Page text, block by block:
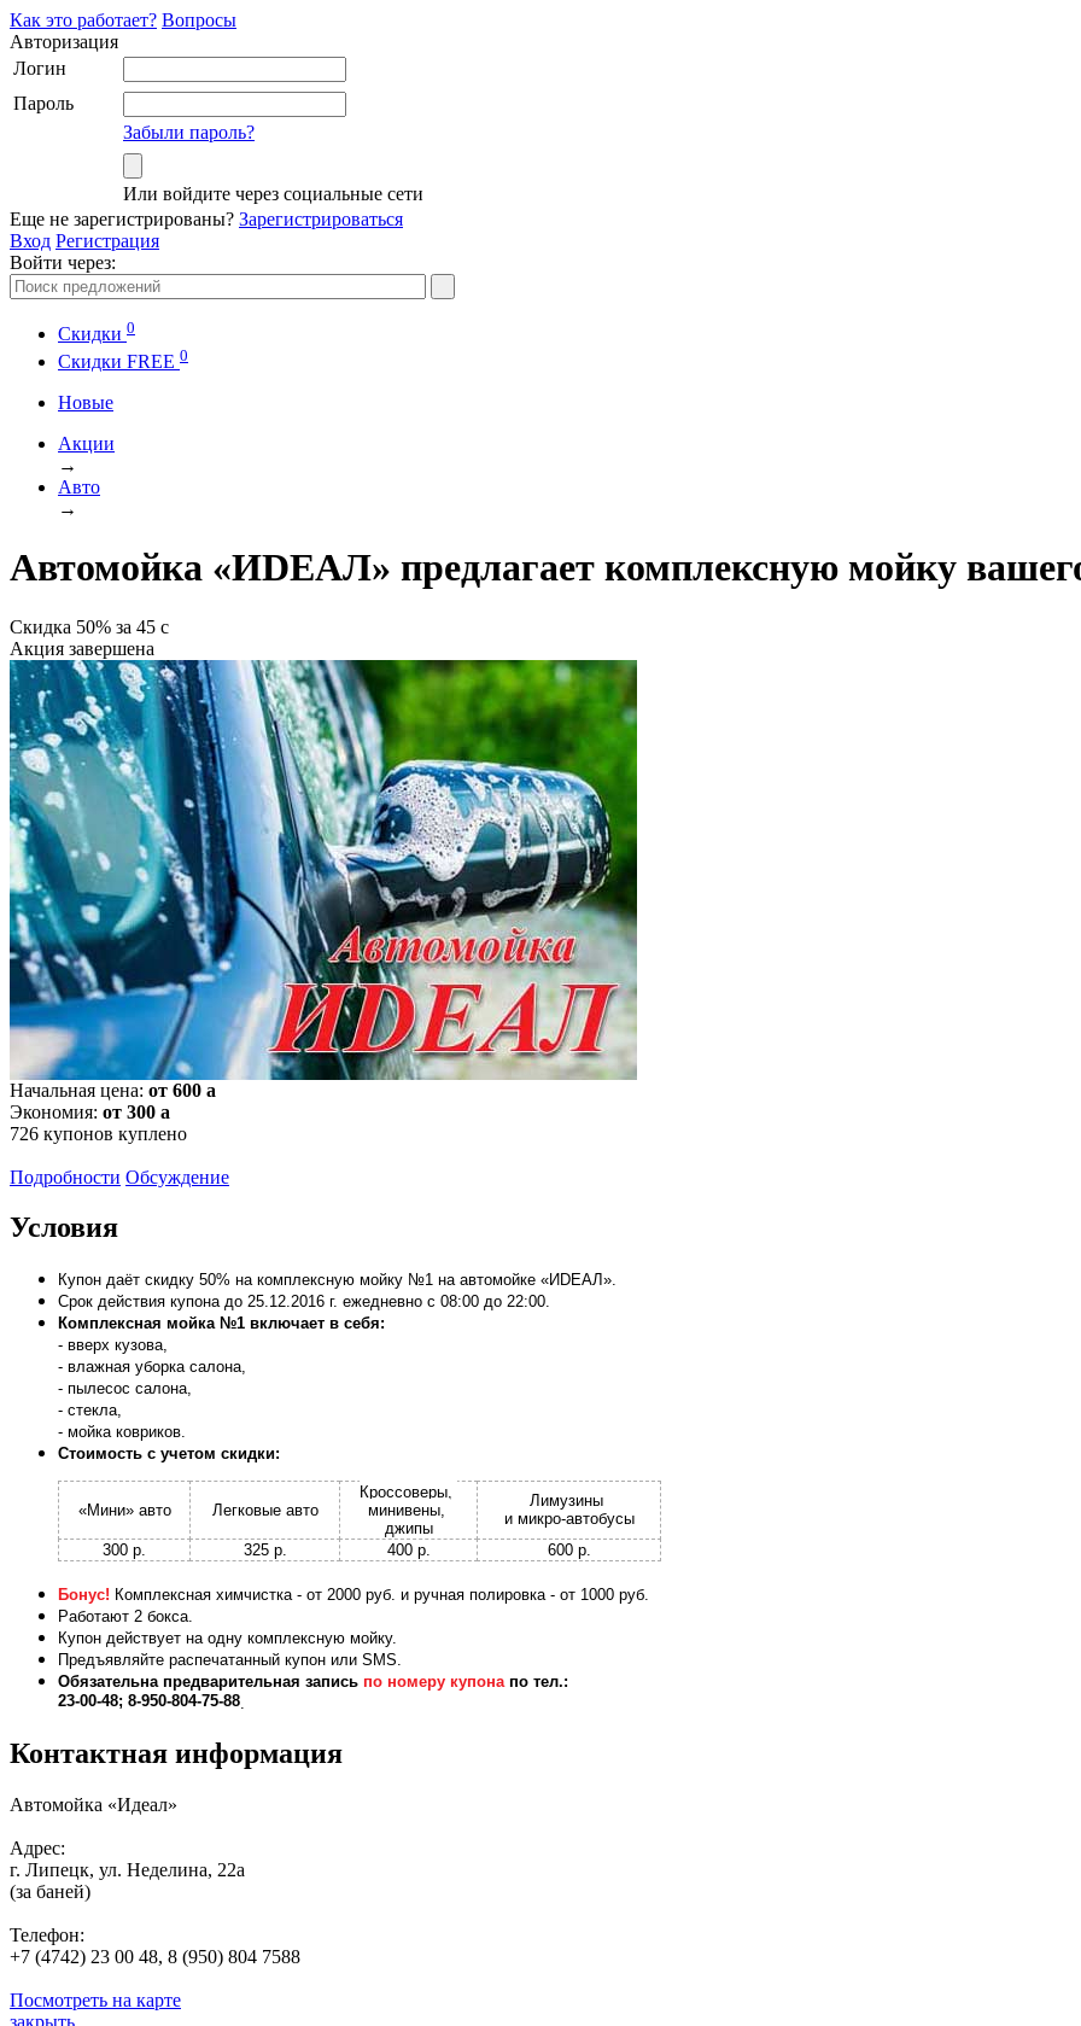
Как это работает? Вопросы
Авторизация
Логин
Пароль
Забыли пароль?
Или войдите через социальные сети
Еще не зарегистрированы? Зарегистрироваться
Вход Регистрация
Войти через:
Скидки 0
Cкидки FREE 0
Новые
Акции
→
Авто
→
Автомойка «ИDЕАЛ» предлагает комплексную мойку
Скидка 50% за 45 c
Акция завершена
Начальная цена: от 600 a
Экономия: от 300 a
726 купонов куплено
Подробности Обсуждение
Условия
Купон даёт скидку 50% на комплексную мойку №1 на автомойке «ИDЕАЛ».
Срок действия купона до 25.12.2016 г. ежедневно с 08:00 до 22:00.
Комплексная мойка №1 включает в себя:
- вверх кузова,
- влажная уборка салона,
- пылесос салона,
- стекла,
- мойка ковриков.
Стоимость с учетом скидки:
«Мини» авто Легковые авто
Кроссоверы,
минивены,
джипы
Лимузины
и микро-автобусы
300 р.
325 р. 400 р. 600 р.
Бонус! Комплексная химчистка - от 2000 руб. и ручная полировка - от 1000 руб.
Работают 2 бокса.
Купон действует на одну комплексную мойку.
Предъявляйте распечатанный купон или SMS.
Обязательна предварительная запись по номеру купонапо тел.:
23-00-48; 8-950-804-75-88.
Контактная информация
Автомойка «Идеал»
Адрес:
г. Липецк, ул. Неделина, 22а
(за баней)
Телефон:
+7 (4742) 23 00 48, 8 (950) 804 7588
Посмотреть на карте